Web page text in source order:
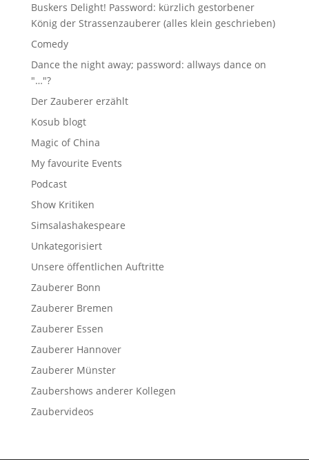
Buskers Delight! Password: kürzlich gestorbener
König der Strassenzauberer (alles klein geschrieben)
Comedy
Dance the night away; password: allways dance on
"…"?
Der Zauberer erzählt
Kosub blogt
Magic of China
My favourite Events
Podcast
Show Kritiken
Simsalashakespeare
Unkategorisiert
Unsere öffentlichen Auftritte
Zauberer Bonn
Zauberer Bremen
Zauberer Essen
Zauberer Hannover
Zauberer Münster
Zaubershows anderer Kollegen
Zaubervideos